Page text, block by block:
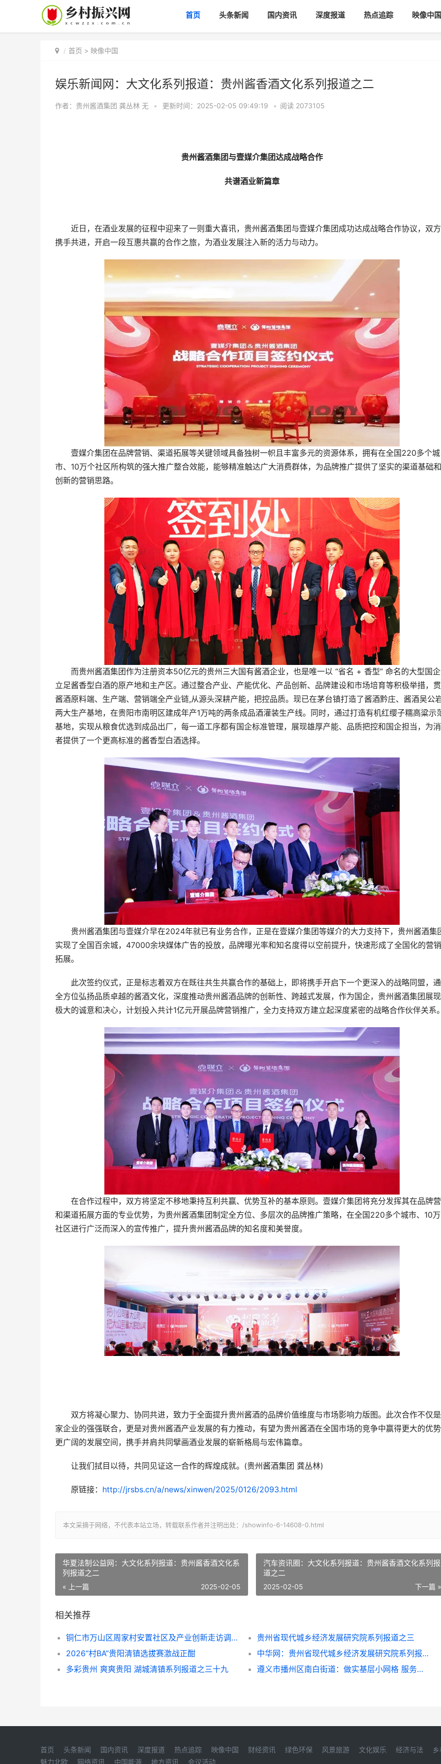
首页 头条新闻 国内资讯 深度报道 热点追踪 映像中国
首页 > 映像中国
娱乐新闻网：大文化系列报道：贵州酱香酒文化系列报道之二
作者：贵州酱酒集团 龚丛林 无 • 更新时间：2025-02-05 09:49:19 • 阅读 2073105
贵州酱酒集团与壹媒介集团达成战略合作
共谱酒业新篇章
近日，在酒业发展的征程中迎来了一则重大喜讯，贵州酱酒集团与壹媒介集团成功达成战略合作协议，双
携手共进，开启一段互惠共赢的合作之旅，为酒业发展注入新的活力与动力。
壹媒介集团在品牌营销、渠道拓展等关键领域具备独树一帜且丰富多元的资源体系，拥有在全国220多个城
市、10万个社区所构筑的强大推广整合效能，能够精准触达广大消费群体，为品牌推广提供了坚实的渠道基础和
创新的营销思路。
而贵州酱酒集团作为注册资本50亿元的贵州三大国有酱酒企业，也是唯一以 “省名 + 香型” 命名的大型国
立足酱香型白酒的原产地和主产区。通过整合产业、产能优化、产品创新、品牌建设和市场培育等积极举措，
酱酒原料端、生产端、营销端全产业链,从源头深耕产能，把控品质。现已在茅台镇打造了酱酒黔庄、酱酒吴公
两大生产基地，在贵阳市南明区建成年产1万吨的两条成品酒灌装生产线。同时，通过打造有机红缨子糯高粱示
基地，实现从粮食优选到成品出厂，每一道工序都有国企标准管理，展现雄厚产能、品质把控和国企担当，为
者提供了一个更高标准的酱香型白酒选择。
贵州酱酒集团与壹媒介早在2024年就已有业务合作，正是在壹媒介集团等媒介的大力支持下，贵州酱酒集
实现了全国百余城，47000余块媒体广告的投放，品牌曝光率和知名度得以空前提升，快速形成了全国化的营销
拓展。
此次签约仪式，正是标志着双方在既往共生共赢合作的基础上，即将携手开启下一个更深入的战略同盟，
全方位弘扬品质卓越的酱酒文化，深度推动贵州酱酒品牌的创新性、跨越式发展，作为国企，贵州酱酒集团展
极大的诚意和决心，计划投入共计1亿元开展品牌营销推广，全力支持双方建立起深度紧密的战略合作伙伴关系
在合作过程中，双方将坚定不移地秉持互利共赢、优势互补的基本原则。壹媒介集团将充分发挥其在品牌
和渠道拓展方面的专业优势，为贵州酱酒集团制定全方位、多层次的品牌推广策略，在全国220多个城市、10
社区进行广泛而深入的宣传推广，提升贵州酱酒品牌的知名度和美誉度。
双方将凝心聚力、协同共进，致力于全面提升贵州酱酒的品牌价值维度与市场影响力版图。此次合作不仅
家企业的强强联合，更是对贵州酱酒产业发展的有力推动，有望为贵州酱酒在全国市场的竞争中赢得更大的优
更广阔的发展空间，携手并肩共同擘画酒业发展的崭新格局与宏伟篇章。
让我们拭目以待，共同见证这一合作的辉煌成就。(贵州酱酒集团 龚丛林)
原链接： http://jrsbs.cn/a/news/xinwen/2025/0126/2093.html
本文采摘于网络，不代表本站立场，转载联系作者并注明出处：/showinfo-6-14608-0.html
华夏法制公益网：大文化系列报道：贵州酱香酒文化系
列报道之二
« 上一篇 2025-02-05
汽车资讯圈：大文化系列报道：贵州酱香酒文化系列报
道之二
下一篇 »
2025-02-05
相关推荐
铜仁市万山区周家村安置社区及产业创新走访调研侧记
贵州省现代城乡经济发展研究院系列报道之三
2026“村BA”贵阳清镇选拔赛激战正酣
中华网：贵州省现代城乡经济发展研究院系列报道之一
多彩贵州 爽爽贵阳 湖城清镇系列报道之三十九
遵义市播州区南白街道：做实基层小网格 服务民心大纽带
首页 头条新闻 国内资讯 深度报道 热点追踪 映像中国 财经资讯 绿色环保 风景旅游 文化娱乐 经济与法
魅力北欧
网络资讯 中国能源 地方资讯 会议活动